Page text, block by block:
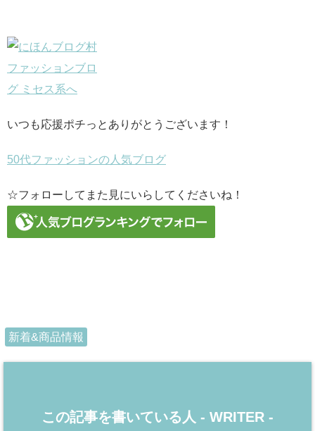
いつも応援ポチっとありがとうございます！
50代ファッションの人気ブログ
☆フォローしてまた見にいらしてくださいね！
新着&商品情報
この記事を書いている人 - WRITER -